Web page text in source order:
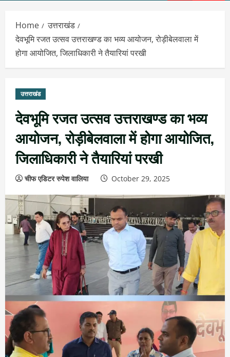
Home
उत्तराखंड
देवभूमि रजत उत्सव उत्तराखण्ड का भव्य आयोजन, रोड़ीबेलवाला में
होगा आयोजित, जिलाधिकारी ने तैयारियां परखी
उत्तराखंड
देवभूमि रजत उत्सव उत्तराखण्ड का भव्य
आयोजन, रोड़ीबेलवाला में होगा आयोजित,
जिलाधिकारी ने तैयारियां परखी
चीफ एडिटर रुपेश वालिया October 29, 2025